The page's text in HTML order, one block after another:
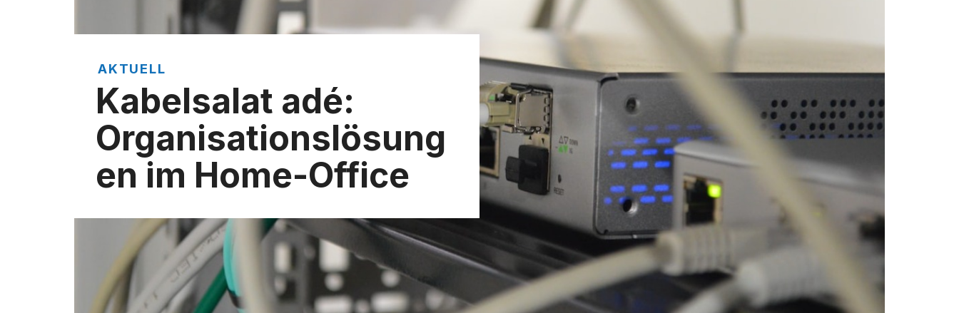
AKTUELL
Kabelsalat adé:
Organisationslösung
en im Home-Office